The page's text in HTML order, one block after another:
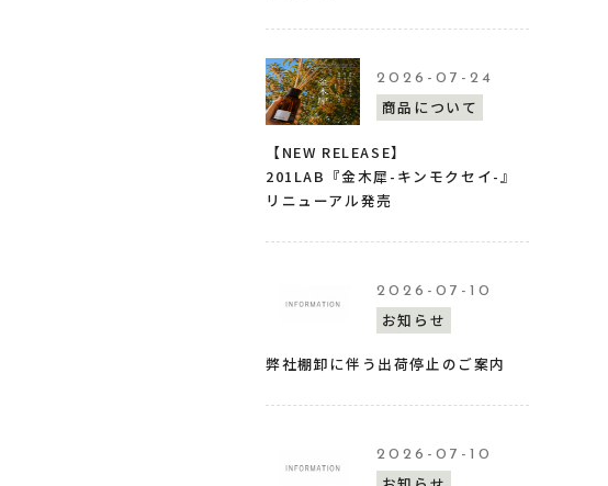
2026-07-24
商品について
【NEW RELEASE】
201LAB『金木犀-キンモクセイ-』
リニューアル発売
2026-07-10
お知らせ
弊社棚卸に伴う出荷停止のご案内
2026-07-10